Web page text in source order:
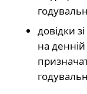
довідки
на